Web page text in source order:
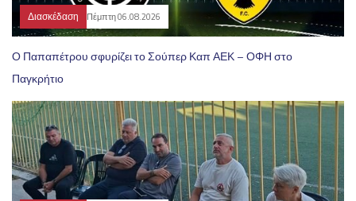
Διασκέδαση Πέμπτη 06.08.2026
Ο Παπαπέτρου σφυρίζει το Σούπερ Καπ ΑΕΚ – ΟΦΗ στο
Παγκρήτιο